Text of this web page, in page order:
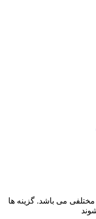
می باشد. گزینه ها